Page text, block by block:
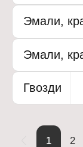
Эмали,
Эмали,
Гвозди
1 2